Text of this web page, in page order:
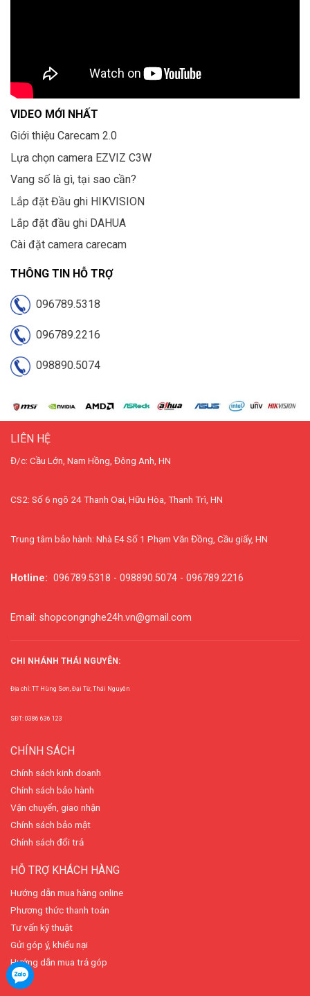
VIDEO MỚI NHẤT
Giới thiệu Carecam 2.0
Lựa chọn camera EZVIZ C3W
Vang số là gì, tại sao cần?
Lắp đặt Đầu ghi HIKVISION
Lắp đặt đầu ghi DAHUA
Cài đặt camera carecam
THÔNG TIN HỖ TRỢ
096789.5318
096789.2216
098890.5074
LIÊN HỆ
Đ/c: Cầu Lớn, Nam Hồng, Đông Anh, HN
CS2: Số 6 ngõ 24 Thanh Oai, Hữu Hòa, Thanh Trì, HN
Trung tâm bảo hành: Nhà E4 Số 1 Phạm Văn Đồng, Cầu giấy, HN
Hotline: 096789.5318 - 098890.5074 - 096789.2216
Email: shopcongnghe24h.vn@gmail.com
CHI NHÁNH THÁI NGUYÊN:
Địa chỉ: TT Hùng Sơn, Đại Từ, Thái Nguyên
SĐT: 0386 636 123
CHÍNH SÁCH
Chính sách kinh doanh
Chính sách bảo hành
Vận chuyển, giao nhận
Chính sách bảo mật
Chính sách đổi trả
HỖ TRỢ KHÁCH HÀNG
Hướng dẫn mua hàng online
Phương thức thanh toán
Tư vấn kỹ thuật
Gửi góp ý, khiếu nại
Hướng dẫn mua trả góp